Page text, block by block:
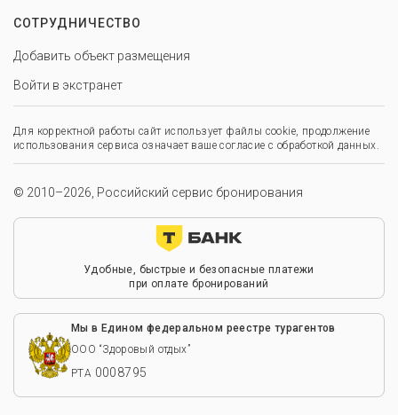
СОТРУДНИЧЕСТВО
Добавить объект размещения
Войти в экстранет
Для корректной работы сайт использует файлы cookie, продолжение
использования сервиса означает ваше согласие с обработкой данных.
© 2010–2026, Российский сервис бронирования
Удобные, быстрые и безопасные платежи
при оплате бронирований
Мы в Едином федеральном реестре турагентов
ООО “Здоровый отдых”
РТА 0008795